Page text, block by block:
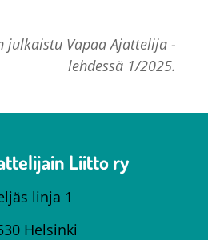
julkaistu Vapaa Ajattelija -
lehdessä 1/2025.
Liitto ry
linja 1
Helsinki